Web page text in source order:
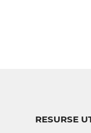
RESURSE